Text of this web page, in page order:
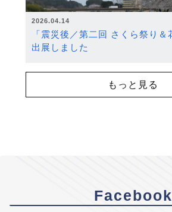
2026.04.14
「震災後／第二回 さくら祭り＆
出展しました
もっと見る
Facebook